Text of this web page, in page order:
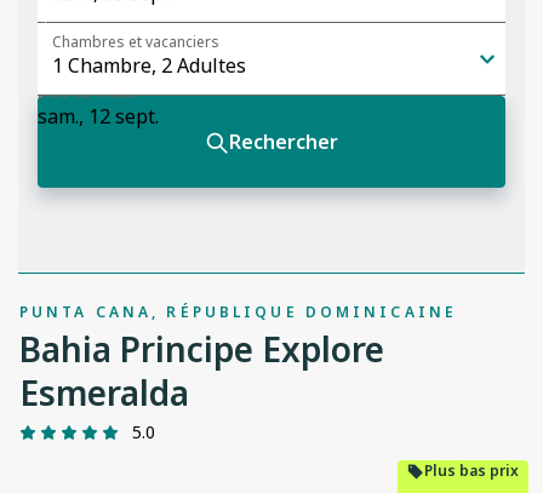
PUNTA CANA, RÉPUBLIQUE DOMINICAINE
Bahia Principe Explore
Esmeralda
5.0
Plus bas prix